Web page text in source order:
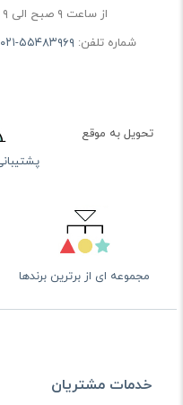
از ساعت ۹ صبح الی ۹ شب پاسخگوی شما هستیم.
شماره تلفن: ۰۲۱-۵۵۴۸۳۹۶۹
تحویل به موقع
مجموعه ای از برترین برندها
خدمات مشتریان